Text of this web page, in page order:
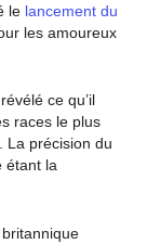
le lancement du
les amoureux
ce qu’il
races le plus
La précision du
étant la